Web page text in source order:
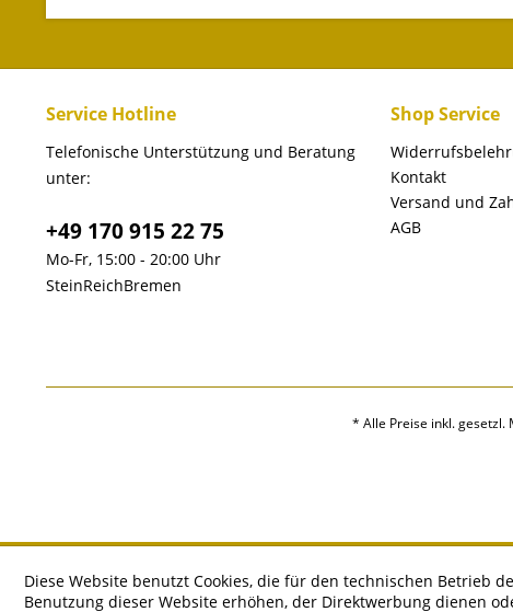
Service Hotline
Telefonische Unterstützung und Beratung
unter:
+49 170 915 22 75
Mo-Fr, 15:00 - 20:00 Uhr
SteinReichBremen
Shop Service
Kontakt
Versand und
AGB
* Alle Preise inkl. gesetzl.
Diese Website benutzt Cookies, die für den technischen Betrieb
Benutzung dieser Website erhöhen, der Direktwerbung dienen